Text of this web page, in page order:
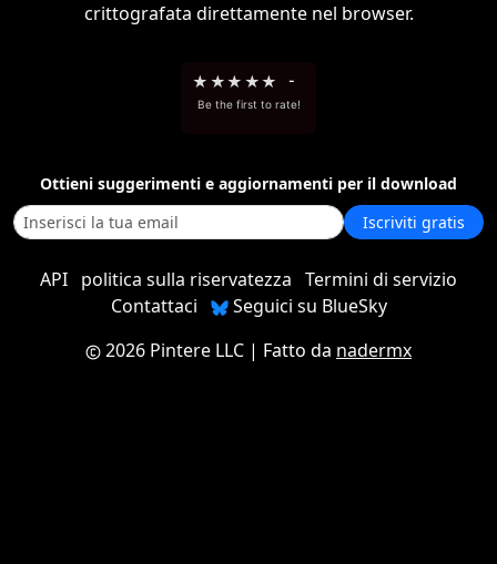
crittografata direttamente nel browser.
★ ★★ ★★ -
Be the first to rate!
Ottieni suggerimenti e aggiornamenti per il download
Iscriviti gratis
API politica sulla riservatezza Termini di servizio
Contattaci
Seguici su BlueSky
2026 Pintere LLC | Fatto da nadermx